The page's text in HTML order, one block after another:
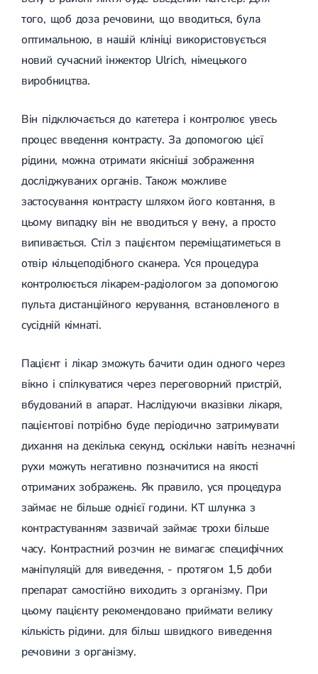
того, щоб доза речовини, що вводиться, була
оптимальною, в нашій клініці використовується
новий сучасний інжектор Ulrich, німецького
виробництва.
Він підключається до катетера і контролює увесь
процес введення контрасту. За допомогою цієї
рідини, можна отримати якісніші зображення
досліджуваних органів. Також можливе
застосування контрасту шляхом його ковтання, в
цьому випадку він не вводиться у вену, а просто
випивається. Стіл з пацієнтом переміщатиметься в
отвір кільцеподібного сканера. Уся процедура
контролюється лікарем-радіологом за допомогою
пульта дистанційного керування, встановленого в
сусідній кімнаті.
Пацієнт і лікар зможуть бачити один одного через
вікно і спілкуватися через переговорний пристрій,
вбудований в апарат. Наслідуючи вказівки лікаря,
пацієнтові потрібно буде періодично затримувати
дихання на декілька секунд, оскільки навіть незначні
рухи можуть негативно позначитися на якості
отриманих зображень. Як правило, уся процедура
займає не більше однієї години. КТ шлунка з
контрастуванням зазвичай займає трохи більше
часу. Контрастний розчин не вимагає специфічних
маніпуляцій для виведення, - протягом 1,5 доби
препарат самостійно виходить з організму. При
цьому пацієнту рекомендовано приймати велику
кількість рідини. для більш швидкого виведення
речовини з організму.